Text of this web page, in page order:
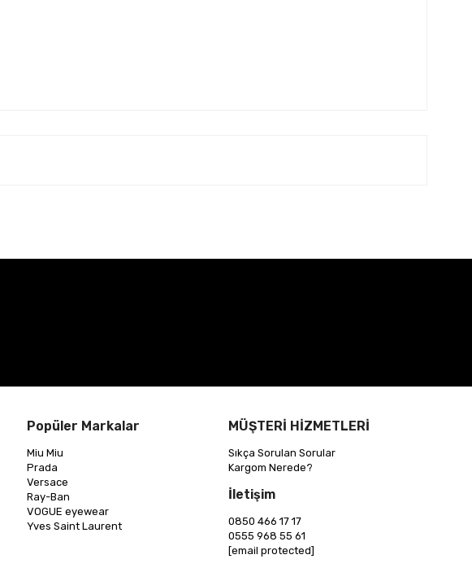
Popüler Markalar
Miu Miu
Prada
Versace
Ray-Ban
VOGUE eyewear
Yves Saint Laurent
MÜŞTERİ HİZMETLERİ
Sıkça Sorulan Sorular
Kargom Nerede?
İletişim
0850 466 17 17
0555 968 55 61
[email protected]